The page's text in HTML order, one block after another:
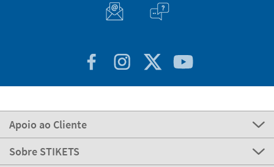
Apoio ao Cliente
Sobre STIKETS